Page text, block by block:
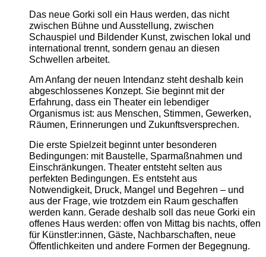
Das neue Gorki soll ein Haus werden, das nicht
zwischen Bühne und Ausstellung, zwischen
Schauspiel und Bildender Kunst, zwischen lokal und
international trennt, sondern genau an diesen
Schwellen arbeitet.
Am Anfang der neuen Intendanz steht deshalb kein
abgeschlossenes Konzept. Sie beginnt mit der
Erfahrung, dass ein Theater ein lebendiger
Organismus ist: aus Menschen, Stimmen, Gewerken,
Räumen, Erinnerungen und Zukunftsversprechen.
Die erste Spielzeit beginnt unter besonderen
Bedingungen: mit Baustelle, Sparmaßnahmen und
Einschränkungen. Theater entsteht selten aus
perfekten Bedingungen. Es entsteht aus
Notwendigkeit, Druck, Mangel und Begehren – und
aus der Frage, wie trotzdem ein Raum geschaffen
werden kann. Gerade deshalb soll das neue Gorki ein
offenes Haus werden: offen von Mittag bis nachts, offen
für Künstler:innen, Gäste, Nachbarschaften, neue
Öffentlichkeiten und andere Formen der Begegnung.